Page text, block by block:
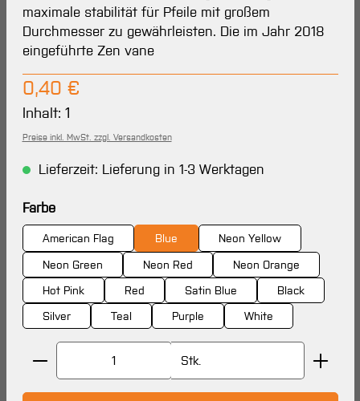
maximale stabilität für Pfeile mit großem
Durchmesser zu gewährleisten. Die im Jahr 2018
eingeführte Zen vane
Regulärer Preis:
0,40 €
Inhalt: 1
Preise inkl. MwSt. zzgl. Versandkosten
Lieferzeit: Lieferung in 1-3 Werktagen
Farbeauswählen
American Flag Blue
Neon Yellow
Neon Green
Neon Red
Neon Orange
Hot Pink
Red Satin Blue
Black
Silver
Teal Purple White
Produkt Anzahl: Gib den gewünschten Wert ein
Stk.